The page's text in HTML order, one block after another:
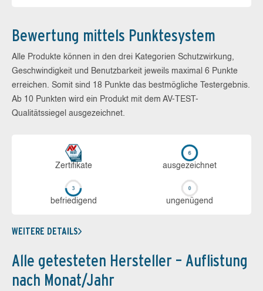
Bewertung mittels Punktesystem
Alle Produkte können in den drei Kategorien Schutzwirkung,
Geschwindigkeit und Benutzbarkeit jeweils maximal 6 Punkte
erreichen. Somit sind 18 Punkte das bestmögliche Testergebnis.
Ab 10 Punkten wird ein Produkt mit dem AV-TEST-
Qualitätssiegel ausgezeichnet.
Zerti­fikate aus­ge­zeich­net
be­frie­di­gend un­ge­nü­gend
WEITERE DETAILS
Alle getesteten Hersteller – Auflistung
nach Monat/Jahr